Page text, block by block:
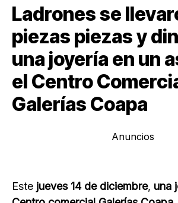
Ladrones se
piezas piezas y
una joyería en un
el Centro
Galerías Coapa
Anuncios
Este jueves 14 de diciembre, una